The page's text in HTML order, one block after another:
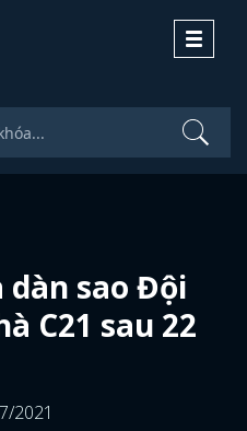
Toggle
dàn sao Đội
C21 sau 22
2021